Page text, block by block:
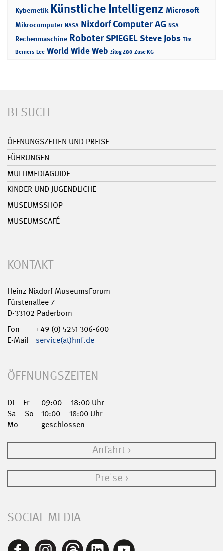
Kybernetik Künstliche Intelligenz Microsoft
Mikrocomputer NASA Nixdorf Computer AG NSA
Rechenmaschine RoboterSPIEGELSteve Jobs Tim
Berners-Lee World Wide Web Zilog Z80 Zuse KG
BESUCH
ÖFFNUNGSZEITEN UND PREISE
FÜHRUNGEN
MULTIMEDIAGUIDE
KINDER UND JUGENDLICHE
MUSEUMSSHOP
MUSEUMSCAFÉ
KONTAKT
Heinz Nixdorf MuseumsForum
Fürstenallee 7
D-33102 Paderborn
Fon
+49 (0) 5251 306-600
E-Mail
service(at)hnf.de
ÖFFNUNGSZEITEN
Di – Fr
09:00 – 18:00 Uhr
Sa – So
10:00 – 18:00 Uhr
Mo
geschlossen
Anfahrt
Preise
SOCIAL MEDIA